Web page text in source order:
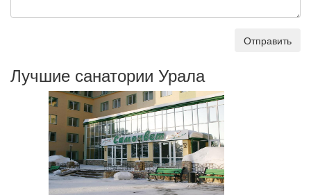
Отправить
Лучшие санатории Урала